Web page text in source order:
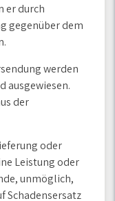
er durch
gegenüber dem
werden
ausgewiesen.
der
oder
Leistung oder
unmöglich,
Schadensersatz